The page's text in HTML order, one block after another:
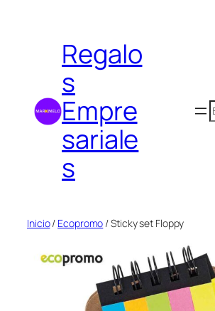
contenidoRegalo
s
Empre
sariale
s
Inicio/ Ecopromo / Sticky set Floppy